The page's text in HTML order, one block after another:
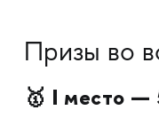
Призы во
🥇 I место —